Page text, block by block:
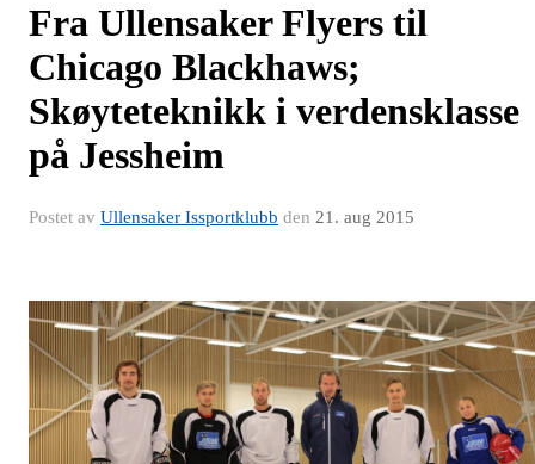
Fra Ullensaker Flyers til
Chicago Blackhaws;
Skøyteteknikk i verdensklasse
på Jessheim
Postet av Ullensaker Issportklubb den 21. aug 2015